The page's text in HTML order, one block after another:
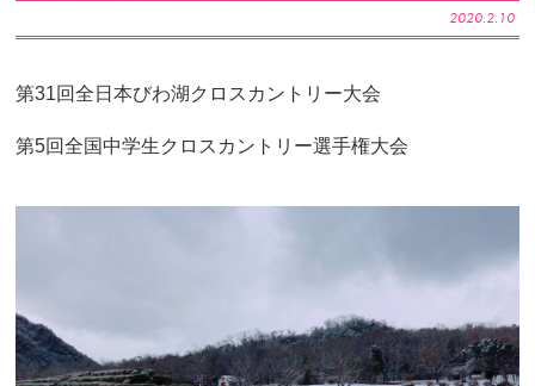
2020.2.10
第31回全日本びわ湖クロスカントリー大会
第5回全国中学生クロスカントリー選手権大会